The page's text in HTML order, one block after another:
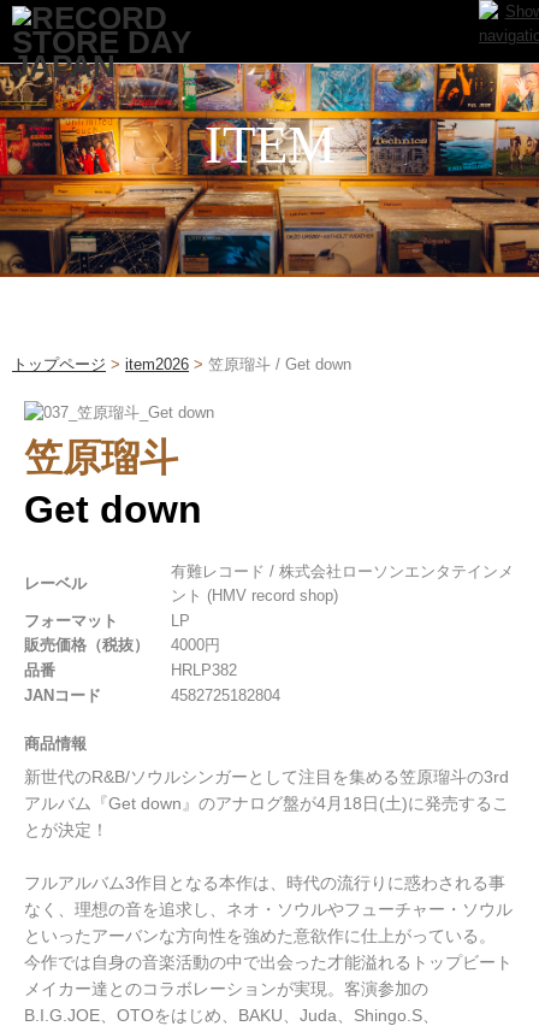
ITEM
トップページ > item2026 > 笠原瑠斗 / Get down
笠原瑠斗
Get down
レーベル
有難レコード / 株式会社ローソンエンタテインメ
ント (HMV record shop)
フォーマット
LP
販売価格（税抜）
4000円
品番
HRLP382
JANコード
4582725182804
商品情報
新世代のR&B/ソウルシンガーとして注目を集める笠原瑠斗の3rd
アルバム『Get down』のアナログ盤が4月18日(土)に発売するこ
とが決定！
フルアルバム3作目となる本作は、時代の流行りに惑わされる事
なく、理想の音を追求し、ネオ・ソウルやフューチャー・ソウル
といったアーバンな方向性を強めた意欲作に仕上がっている。
今作では自身の音楽活動の中で出会った才能溢れるトップビート
メイカー達とのコラボレーションが実現。客演参加の
B.I.G.JOE、OTOをはじめ、BAKU、Juda、Shingo.S、